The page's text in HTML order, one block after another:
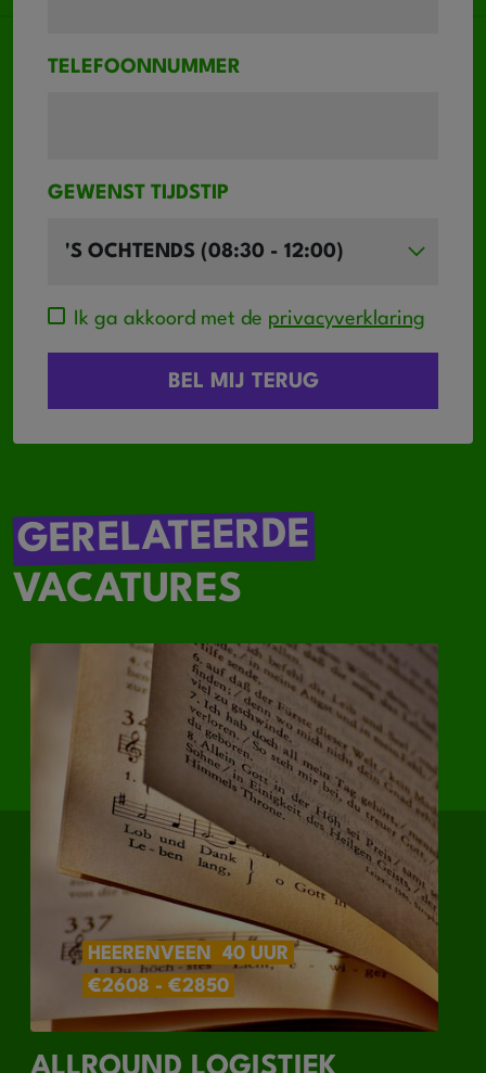
TELEFOONNUMMER
GEWENST TIJDSTIP
Ik ga akkoord met de privacyverklaring
GERELATEERDE
VACATURES
HEERENVEEN
40 UUR
€2608 - €2850